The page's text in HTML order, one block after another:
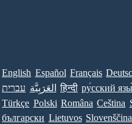
English Español Français
עברית العَرَبِيَّة हिन्दी ру́сский
Türkçe Polski Româna Ceština
български Lietuvos Slovenščina